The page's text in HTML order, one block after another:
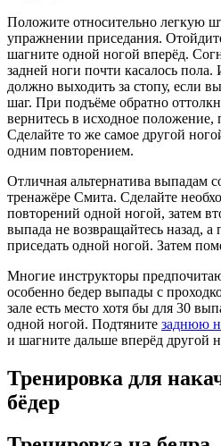
Положите относительно легкую
упражнении приседания.
шагните одной ногой вперёд.
задней ноги почти касалось
должно выходить за стопу, если
шаг. При подъёме обратно
вернитесь в исходное положение,
Сделайте то же самое другой
одним повторением.
Отличная альтернатива выпадам
тренажёре Смита. Сделайте
повторений одной ногой, затем
выпада не возвращайтесь назад, а
приседать одной ногой. Затем
Многие инструкторы
особенно бедер выпады с
зале есть место хотя бы для 30
одной ногой. Подтяните заднюю
и шагните дальше вперёд другой
Тренировка для
бёдер